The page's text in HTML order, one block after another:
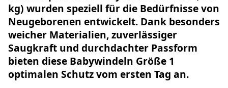
kg) wurden speziell für die Bedürfnisse von
Neugeborenen entwickelt. Dank besonders
weicher Materialien, zuverlässiger
Saugkraft und durchdachter Passform
bieten diese Babywindeln Größe 1
optimalen Schutz vom ersten Tag an.